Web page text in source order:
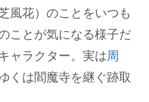
芝風花）のことをいつも
ことが気になる様子だ
ャラクター。実は周
くは閻魔寺を継ぐ跡取